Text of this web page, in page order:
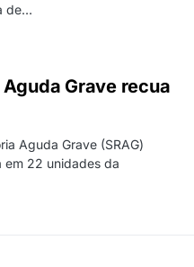
de…
Grave recua
Aguda Grave (SRAG)
22 unidades da